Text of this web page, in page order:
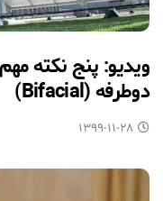
ویدیو: پنج نکته
دوطرفه (Bifacial)
۱۳۹۹-۱۱-۲۸